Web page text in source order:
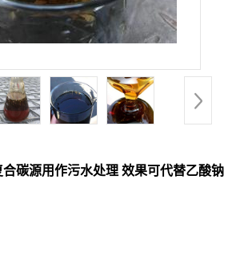
碳源用作污水处理 效果可代替乙酸钠